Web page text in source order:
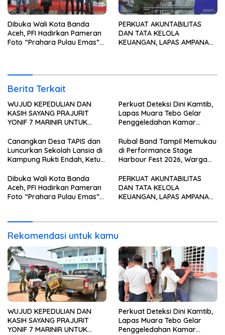
Dibuka Wali Kota Banda
Aceh, PFI Hadirkan Pameran
Foto “Prahara Pulau Emas”
PERKUAT AKUNTABILITAS
DAN TATA KELOLA
KEUANGAN, LAPAS AMPANA
Berita Terkait
WUJUD KEPEDULIAN DAN
KASIH SAYANG PRAJURIT
YONIF 7 MARINIR UNTUK
PESANTREN NURUL HUDA
Perkuat Deteksi Dini Kamtib,
Lapas Muara Tebo Gelar
Penggeledahan Kamar
Canangkan Desa TAPIS dan
Luncurkan Sekolah Lansia di
Kampung Rukti Endah, Ketua
Pembangunan SDM Dimulai
dari Desa
Rubal Band Tampil Memukau
di Performance Stage
Harbour Fest 2026, Warga
Lampung Tunjukkan Bakat
Terbaik
Dibuka Wali Kota Banda
Aceh, PFI Hadirkan Pameran
Foto “Prahara Pulau Emas”
PERKUAT AKUNTABILITAS
DAN TATA KELOLA
KEUANGAN, LAPAS AMPANA
TAHUN ANGGARAN 2025
Rekomendasi untuk kamu
WUJUD KEPEDULIAN DAN
KASIH SAYANG PRAJURIT
YONIF 7 MARINIR UNTUK
Perkuat Deteksi Dini Kamtib,
Lapas Muara Tebo Gelar
Penggeledahan Kamar